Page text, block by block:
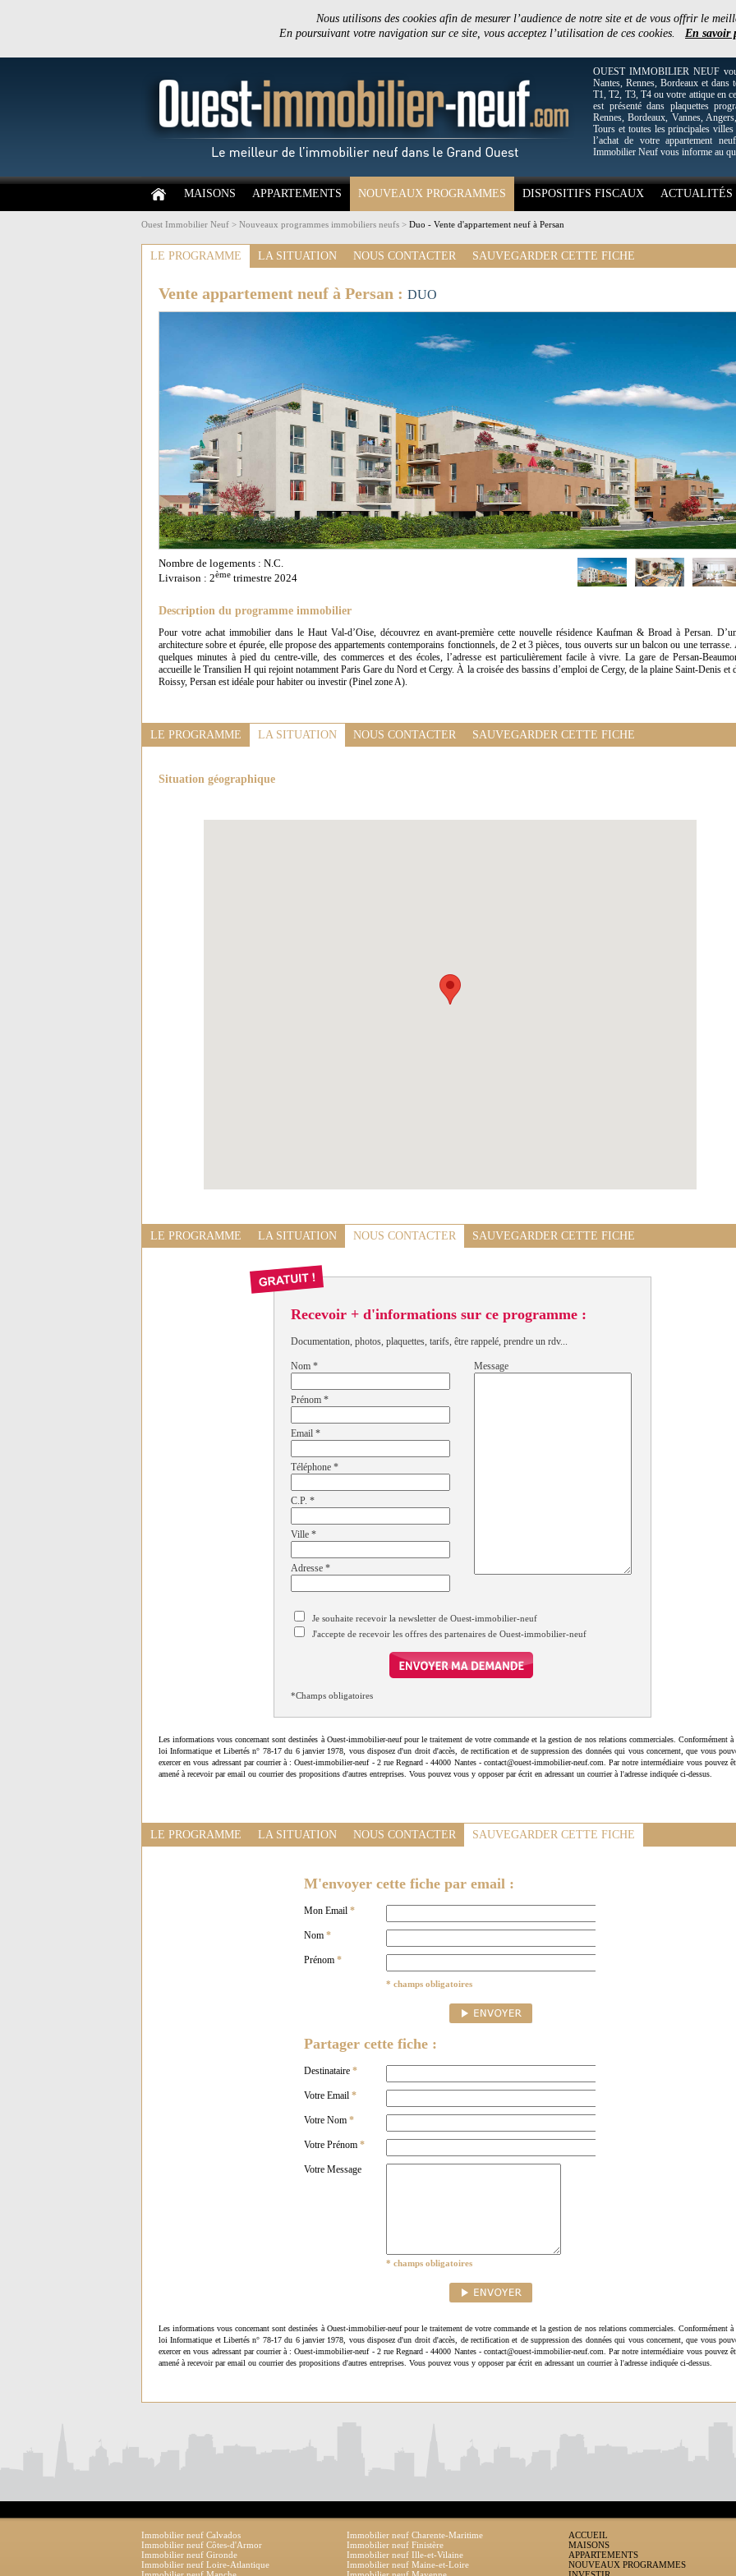
Nous utilisons des cookies afin de mesurer l’audience de notre site et de vous offrir le
En poursuivant votre navigation sur ce site, vous acceptez l’utilisation de ces cookies. En savoir
OUEST IMMOBILIER NEUF
Nantes, Rennes, Bordeaux et
T1, T2, T3, T4 ou votre attique en
est présenté dans plaquettes
Rennes, Bordeaux, Vannes,
Tours et toutes les principales
l’achat de votre appartement
Immobilier Neuf vous informe au
MAISONS APPARTEMENTS NOUVEAUX PROGRAMMES DISPOSITIFS FISCAUX ACTUALITÉS
Ouest Immobilier Neuf > Nouveaux programmes immobiliers neufs > Duo - Vente d'appartement neuf à Persan
LE PROGRAMME LA SITUATION NOUS CONTACTER SAUVEGARDER CETTE FICHE
Vente appartement neuf à Persan : DUO
Nombre de logements : N.C.
Livraison : 2ème trimestre 2024
Description du programme immobilier
Pour votre achat immobilier dans le Haut Val-d’Oise, découvrez en avant-première cette nouvelle résidence Kaufman & Broad à Persan.
architecture sobre et épurée, elle propose des appartements contemporains fonctionnels, de 2 et 3 pièces, tous ouverts sur un balcon ou une terrasse.
quelques minutes à pied du centre-ville, des commerces et des écoles, l’adresse est particulièrement facile à vivre. La gare de Persan-
accueille le Transilien H qui rejoint notamment Paris Gare du Nord et Cergy. À la croisée des bassins d’emploi de Cergy, de la plaine Saint-Denis et
Roissy, Persan est idéale pour habiter ou investir (Pinel zone A).
LE PROGRAMME LA SITUATION NOUS CONTACTER SAUVEGARDER CETTE FICHE
Situation géographique
LE PROGRAMME LA SITUATION NOUS CONTACTER SAUVEGARDER CETTE FICHE
Recevoir + d'informations sur ce programme :
Documentation, photos, plaquettes, tarifs, être rappelé, prendre un rdv...
Nom *
Prénom *
Email *
Téléphone *
C.P. *
Ville *
Adresse *
Message
Je souhaite recevoir la newsletter de Ouest-immobilier-neuf
J'accepte de recevoir les offres des partenaires de Ouest-immobilier-neuf
*Champs obligatoires
Les informations vous concernant sont destinées à Ouest-immobilier-neuf pour le traitement de votre commande et la gestion de nos relations commerciales. Conformément à
loi Informatique et Libertés n° 78-17 du 6 janvier 1978, vous disposez d'un droit d'accès, de rectification et de suppression des données qui vous concernent, que vous
exercer en vous adressant par courrier à : Ouest-immobilier-neuf - 2 rue Regnard - 44000 Nantes - contact@ouest-immobilier-neuf.com. Par notre intermédiaire vous pouvez
amené à recevoir par email ou courrier des propositions d'autres entreprises. Vous pouvez vous y opposer par écrit en adressant un courrier à l'adresse indiquée ci-dessus.
LE PROGRAMME LA SITUATION NOUS CONTACTER SAUVEGARDER CETTE FICHE
M'envoyer cette fiche par email :
Mon Email *
Nom *
Prénom *
* champs obligatoires
Partager cette fiche :
Destinataire *
Votre Email *
Votre Nom *
Votre Prénom *
Votre Message
* champs obligatoires
Les informations vous concernant sont destinées à Ouest-immobilier-neuf pour le traitement de votre commande et la gestion de nos relations commerciales. Conformément à
loi Informatique et Libertés n° 78-17 du 6 janvier 1978, vous disposez d'un droit d'accès, de rectification et de suppression des données qui vous concernent, que vous
exercer en vous adressant par courrier à : Ouest-immobilier-neuf - 2 rue Regnard - 44000 Nantes - contact@ouest-immobilier-neuf.com. Par notre intermédiaire vous pouvez
amené à recevoir par email ou courrier des propositions d'autres entreprises. Vous pouvez vous y opposer par écrit en adressant un courrier à l'adresse indiquée ci-dessus.
Immobilier neuf Calvados
Immobilier neuf Charente-Maritime
Immobilier neuf Côtes-d'Armor
Immobilier neuf Finistère
Immobilier neuf Gironde
Immobilier neuf Ille-et-Vilaine
Immobilier neuf Loire-Atlantique
Immobilier neuf Maine-et-Loire
ACCUEIL
MAISONS
APPARTEMENTS
NOUVEAUX PROGRAMMES